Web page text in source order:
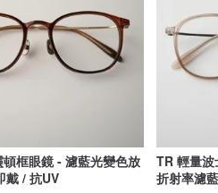
框眼鏡 - 濾藍光變色放
戴 / 抗UV
TR 輕量
折射率濾